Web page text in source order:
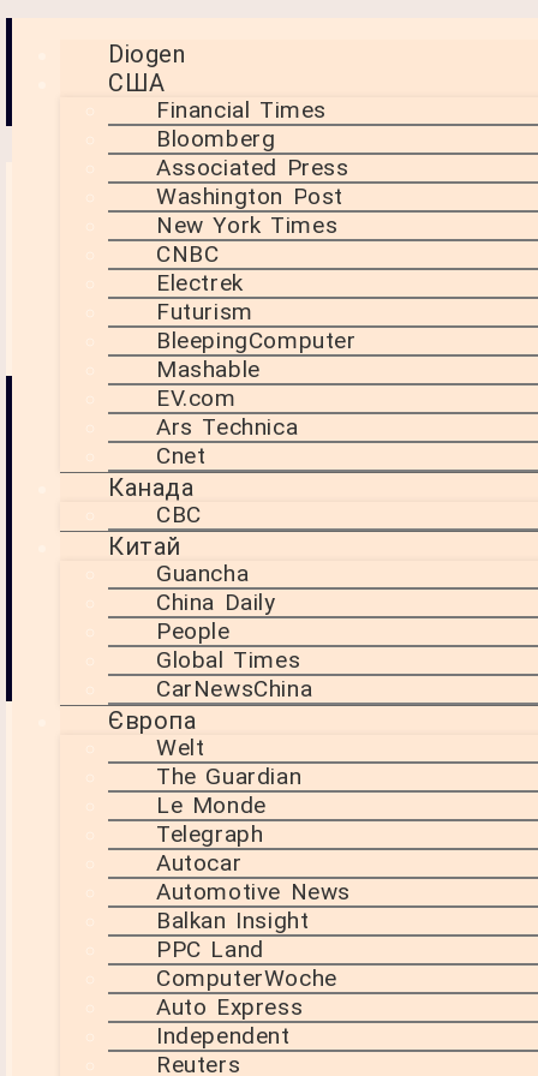
Diogen
США
Financial Times
Bloomberg
Associated Press
Washington Post
New York Times
CNBC
Electrek
Futurism
BleepingComputer
Mashable
EV.com
Ars Technica
Cnet
Канада
CBC
Китай
Guancha
China Daily
People
Global Times
CarNewsChina
Європа
Welt
The Guardian
Le Monde
Telegraph
Autocar
Automotive News
Balkan Insight
PPC Land
ComputerWoche
Auto Express
Independent
Reuters
Новини світових ЗМІ з
аналітикою від Діогена
Дайте угорцям
самим
впоратися з
Чи виправдані
санкції ЄС проти
Угорщини зараз,
виборів – питання,
європейців, і самих
угорців.
24 Липня, 2025
14:49
вибори
Данія
демократія
санкції
Угорщина
[ai-summary]